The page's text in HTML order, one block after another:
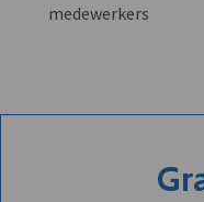
medewerkers